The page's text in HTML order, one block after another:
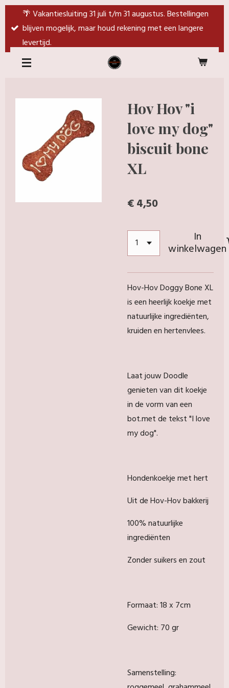
direct
de
hoofdinhoud
🌴 Vakantiesluiting 31 juli t/m 31 augustus. Bestellingen
blijven mogelijk, maar houd rekening met een langere
levertijd.
Hov Hov "i
love my dog"
biscuit bone
XL
€ 4,50
In
winkelwagen
Hov-Hov Doggy Bone XL
is een heerlijk koekje met
natuurlijke ingrediënten,
kruiden en hertenvlees.
Laat jouw Doodle
genieten van dit koekje
in de vorm van een
bot.met de tekst "I love
my dog".
Hondenkoekje met hert
Uit de Hov-Hov bakkerij
100% natuurlijke
ingrediënten
Zonder suikers en zout
Formaat: 18 x 7cm
Gewicht: 70 gr
Samenstelling: